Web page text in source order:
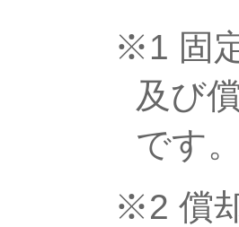
※1 固
及び
です
※2 償